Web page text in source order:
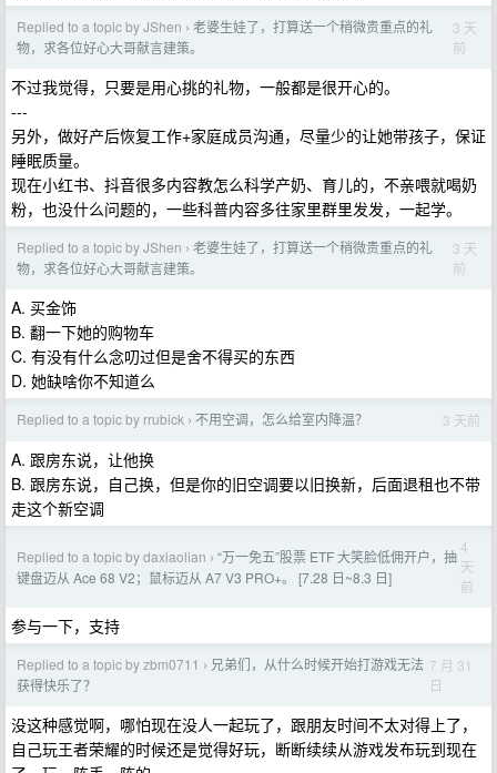
Replied to a topic by JShen › 老婆生娃了，打算送一个稍微贵重点的礼
物，求各位好心大哥献言建策。
3 天
前
不过我觉得，只要是用心挑的礼物，一般都是很开心的。
---
另外，做好产后恢复工作+家庭成员沟通，尽量少的让她带孩子，保证
睡眠质量。
现在小红书、抖音很多内容教怎么科学产奶、育儿的，不亲喂就喝奶
粉，也没什么问题的，一些科普内容多往家里群里发发，一起学。
Replied to a topic by JShen › 老婆生娃了，打算送一个稍微贵重点的礼
物，求各位好心大哥献言建策。
3 天
前
A. 买金饰
B. 翻一下她的购物车
C. 有没有什么念叨过但是舍不得买的东西
D. 她缺啥你不知道么
Replied to a topic by rrubick › 不用空调，怎么给室内降温？ 3 天前
A. 跟房东说，让他换
B. 跟房东说，自己换，但是你的旧空调要以旧换新，后面退租也不带
走这个新空调
Replied to a topic by daxiaolian › “万一免五”股票 ETF 大笑脸低佣开户，抽
键盘迈从 Ace 68 V2；鼠标迈从 A7 V3 PRO+。 [7.28 日~8.3 日]
4
天
前
参与一下，支持
Replied to a topic by zbm0711 › 兄弟们，从什么时候开始打游戏无法
获得快乐了？
7 月 31
日
没这种感觉啊，哪怕现在没人一起玩了，跟朋友时间不太对得上了，
自己玩王者荣耀的时候还是觉得好玩，断断续续从游戏发布玩到现在